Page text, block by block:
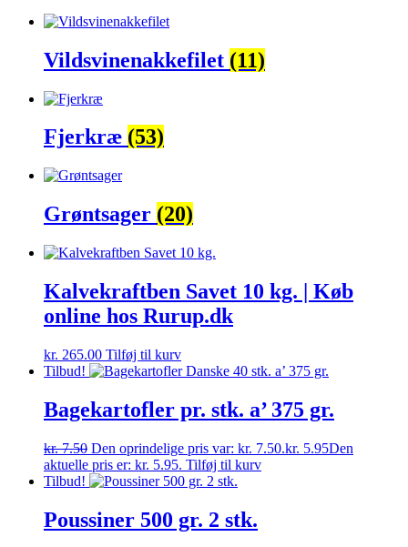
Vildsvinenakkefilet (11)
Fjerkræ (53)
Grøntsager (20)
Kalvekraftben Savet 10 kg. | Køb
online hos Rurup.dk
kr. 265.00 Tilføj til kurv
Tilbud!
Bagekartofler pr. stk. a’ 375 gr.
kr.7.50 Den oprindelige pris var: kr. 7.50.kr. 5.95Den
aktuelle pris er: kr. 5.95. Tilføj til kurv
Tilbud!
Poussiner 500 gr. 2 stk.